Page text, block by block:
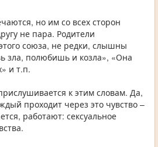
но им со всех сторон
не пара. Родители
союза, не редки, слышны
зла, полюбишь и козла», «Она
и т.п.
к этим словам. Да,
проходит через это чувство –
работают: сексуальное